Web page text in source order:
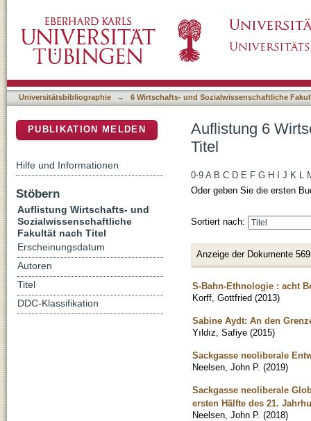
Universitätsbibliographie → 6 Wirtschafts- und Sozialwissenschaftliche
Auflistung 6
Titel
0-9 A B C D E F G H J K L
Oder geben Sie die ersten
Sortiert nach:
Anzeige der Dokumente
S-Bahn-Ethnologie : acht
Korff, Gottfried (2013)
Sabine Aydt: An den
Yıldız, Safiye (2015)
Sackgasse neoliberale
Neelsen, John P. (2019)
Sackgasse neoliberale
ersten Hälfte des 21.
Neelsen, John P. (2018)
PUBLIKATION MELDEN
Hilfe und Informationen
Stöbern
Auflistung Wirtschafts- und
Sozialwissenschaftliche
Fakultät nach Titel
Erscheinungsdatum
Autoren
Titel
DDC-Klassifikation